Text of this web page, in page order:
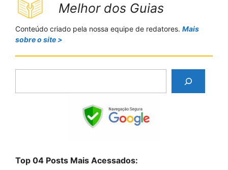
Melhor dos Guias
Conteúdo criado pela nossa equipe de redatores. Mais
sobre o site >
a
Top 04 Posts Mais Acessados: